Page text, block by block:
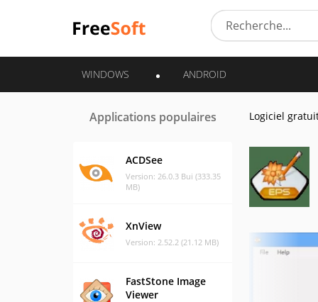
WINDOWS ANDROID
Applications populaires
ACDSee
Version: 26.0.3 Bui (333.35
MB)
XnView
Version: 2.52.2 (21.12 MB)
FastStone Image
Viewer
Logiciel